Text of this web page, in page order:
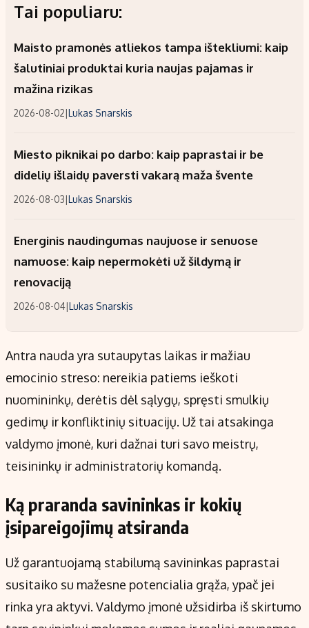
Tai populiaru:
Maisto pramonės atliekos tampa ištekliumi: kaip
šalutiniai produktai kuria naujas pajamas ir
mažina rizikas
2026-08-02 Lukas Snarskis
Miesto piknikai po darbo: kaip paprastai ir be
didelių išlaidų paversti vakarą maža švente
2026-08-03 Lukas Snarskis
Energinis naudingumas naujuose ir senuose
namuose: kaip nepermokėti už šildymą ir
renovaciją
2026-08-04 Lukas Snarskis
Antra nauda yra sutaupytas laikas ir mažiau
emocinio streso: nereikia patiems ieškoti
nuomininkų, derėtis dėl sąlygų, spręsti smulkių
gedimų ir konfliktinių situacijų. Už tai atsakinga
valdymo įmonė, kuri dažnai turi savo meistrų,
teisininkų ir administratorių komandą.
Ką praranda savininkas ir kokių
įsipareigojimų atsiranda
Už garantuojamą stabilumą savininkas paprastai
susitaiko su mažesne potencialia grąža, ypač jei
rinka yra aktyvi. Valdymo įmonė užsidirba iš skirtumo